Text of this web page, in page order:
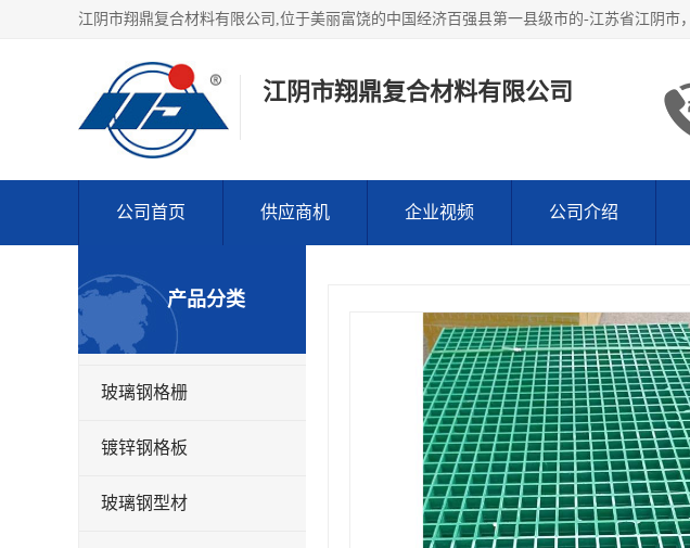
江阴市翔鼎复合材料有限公司
公司首页 供应商机 企业视频 公司介绍
产品分类
玻璃钢格栅
镀锌钢格板
玻璃钢型材